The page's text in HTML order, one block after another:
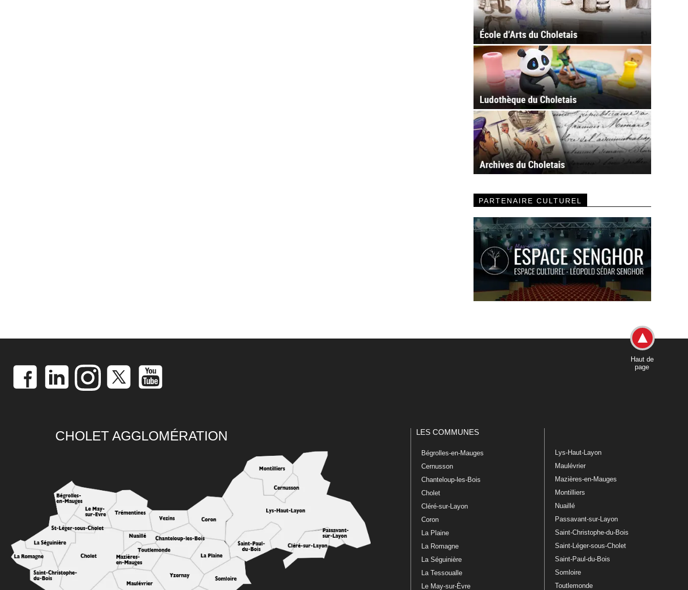
PARTENAIRE CULTUREL
Haut de
page
CHOLET AGGLOMÉRATION LES COMMUNES
Bégrolles-en-Mauges
Cernusson
Chanteloup-les-Bois
Cholet
Cléré-sur-Layon
Coron
La Plaine
La Romagne
La Séguinière
La Tessoualle
Le May-sur-Èvre
Lys-Haut-Layon
Maulévrier
Mazières-en-Mauges
Montilliers
Nuaillé
Passavant-sur-Layon
Saint-Christophe-du-Bois
Saint-Léger-sous-Cholet
Saint-Paul-du-Bois
Somloire
Toutlemonde